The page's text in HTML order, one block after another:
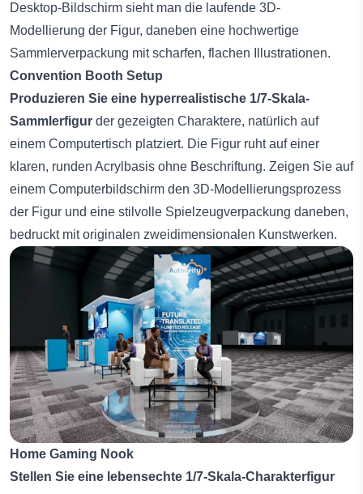
Desktop-Bildschirm sieht man die laufende 3D-
Modellierung der Figur, daneben eine hochwertige
Sammlerverpackung mit scharfen, flachen Illustrationen.
Convention Booth Setup
Produzieren Sie eine hyperrealistische 1/7-Skala-
Sammlerfigur der gezeigten Charaktere, natürlich auf
einem Computertisch platziert. Die Figur ruht auf einer
klaren, runden Acrylbasis ohne Beschriftung. Zeigen Sie auf
einem Computerbildschirm den 3D-Modellierungsprozess
der Figur und eine stilvolle Spielzeugverpackung daneben,
bedruckt mit originalen zweidimensionalen Kunstwerken.
Home Gaming Nook
Stellen Sie eine lebensechte 1/7-Skala-Charakterfigur